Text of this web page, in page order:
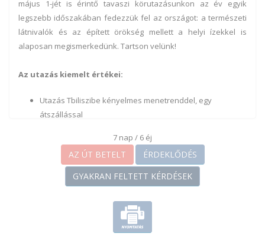
május 1-jét is érintő tavaszi körutazásunkon az év egyik
legszebb időszakában fedezzük fel az országot: a természeti
látnivalók és az épített örökség mellett a helyi ízekkel is
alaposan megismerkedünk. Tartson velünk!
Az utazás kiemelt értékei:
Utazás Tbiliszibe kényelmes menetrenddel, egy
átszállással
Európa egyik legkevésbé ismert, különleges kultúrájú
országa
Az ország legszebb látnivalóit és kultúráját bemutató,
mégis kényelmes tempójú program
Elhelyezés színvonalas szállodákban Tbilisziben és
A részvételi díj kettő vacsorát, egy borkóstolót ebéddel
7 nap / 6 éj
AZ ÚT BETELT
ÉRDEKLŐDÉS
GYAKRAN FELTETT KÉRDÉSEK